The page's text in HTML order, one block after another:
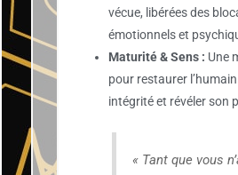
vécue, libérées des
émotionnels et
Maturité & Sens : Une
pour restaurer
intégrité et révéler son
« Tant que vous